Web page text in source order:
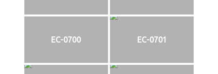
EC-0700 EC-0701